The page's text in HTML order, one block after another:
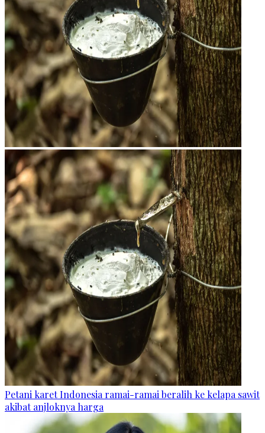
Petani karet Indonesia ramai-ramai beralih ke kelapa sawit
akibat anjloknya harga